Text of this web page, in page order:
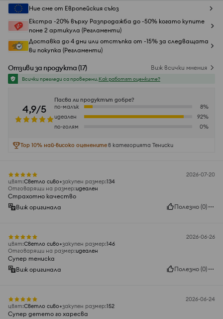
Ние сме от Европейския съюз
Екстра -20% върху Разпродажба до -50% когато купите
поне 2 артикула (Регламенти)
Доставка до 4 дни или отстъпка от -15% за следващата
ви покупка (Регламенти)
Отзиви за продукта(17) Виж всички мнения
Всички прегледи са проверени.Как работят оценките?
4,9/5
Пасва ли продуктът добре?
по-малък
8%
идеален
92%
по-голям
0%
Top 10% най-високо оценените в категорията Тениски
2026-07-20
цвят:Светло сиво закупен размер:134
Отговарящи на размер:идеален
Страхотно качество
Виж оригинала
Полезно (0)
2026-06-26
цвят:Светло сиво закупен размер:146
Отговарящи на размер:идеален
Супер тениска
Виж оригинала
Полезно (0)
2026-06-24
цвят:Светло сиво закупен размер:152
Супер детето го харесва